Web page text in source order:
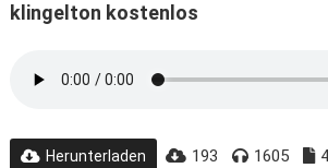
klingelton kostenlos
Herunterladen 193 1605